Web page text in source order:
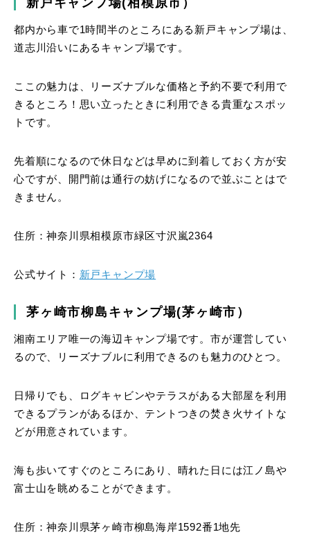
新戸キャンプ場(相模原市）
都内から車で1時間半のところにある新戸キャンプ場は、
道志川沿いにあるキャンプ場です。
ここの魅力は、リーズナブルな価格と予約不要で利用で
きるところ！思い立ったときに利用できる貴重なスポッ
トです。
先着順になるので休日などは早めに到着しておく方が安
心ですが、開門前は通行の妨げになるので並ぶことはで
きません。
住所：神奈川県相模原市緑区寸沢嵐2364
公式サイト： 新戸キャンプ場
茅ヶ崎市柳島キャンプ場(茅ヶ崎市）
湘南エリア唯一の海辺キャンプ場です。市が運営してい
るので、リーズナブルに利用できるのも魅力のひとつ。
日帰りでも、ログキャビンやテラスがある大部屋を利用
できるプランがあるほか、テントつきの焚き火サイトな
どが用意されています。
海も歩いてすぐのところにあり、晴れた日には江ノ島や
富士山を眺めることができます。
住所：神奈川県茅ヶ崎市柳島海岸1592番1地先